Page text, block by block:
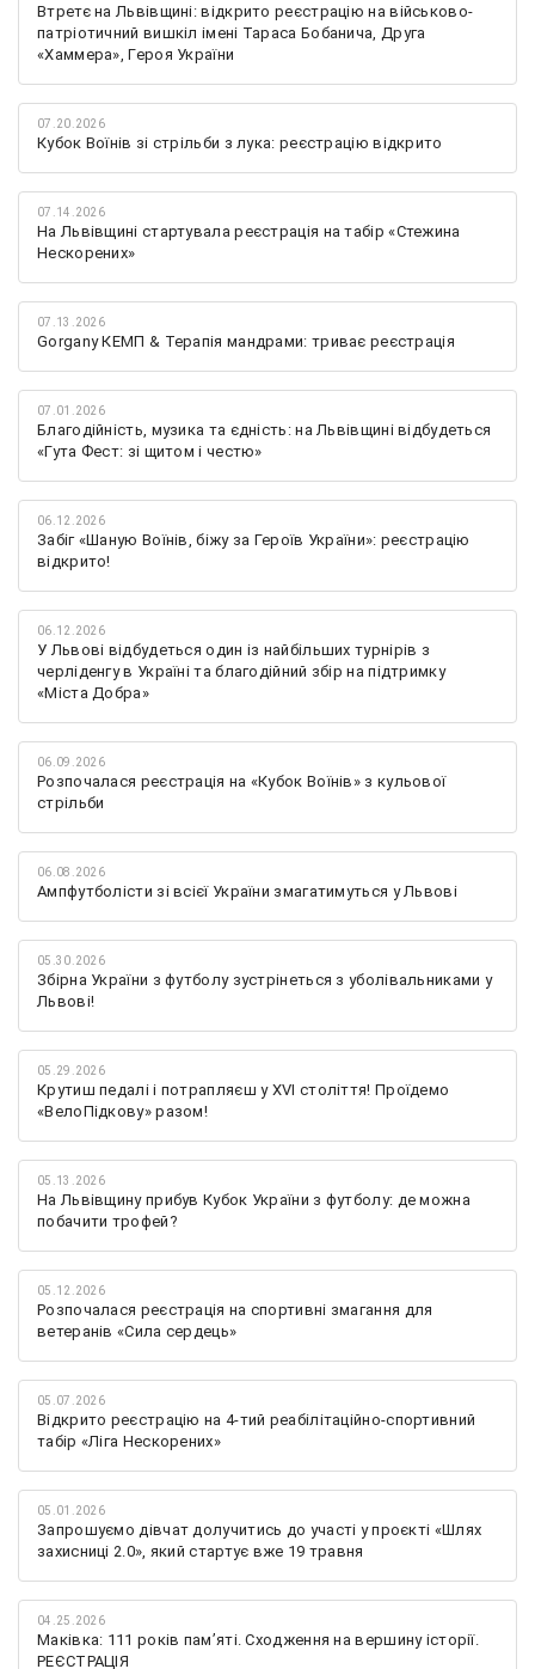
Втретє на Львівщині: відкрито реєстрацію на військово-
патріотичний вишкіл імені Тараса Бобанича, Друга
«Хаммера», Героя України
07.20.2026
Кубок Воїнів зі стрільби з лука: реєстрацію відкрито
07.14.2026
На Львівщині стартувала реєстрація на табір «Стежина
Нескорених»
07.13.2026
Gorgany КЕМП & Терапія мандрами: триває реєстрація
07.01.2026
Благодійність, музика та єдність: на Львівщині відбудеться
«Гута Фест: зі щитом і честю»
06.12.2026
Забіг «Шаную Воїнів, біжу за Героїв України»: реєстрацію
відкрито!
06.12.2026
У Львові відбудеться один із найбільших турнірів з
черліденгу в Україні та благодійний збір на підтримку
«Міста Добра»
06.09.2026
Розпочалася реєстрація на «Кубок Воїнів» з кульової
стрільби
06.08.2026
Ампфутболісти зі всієї України змагатимуться у Львові
05.30.2026
Збірна України з футболу зустрінеться з уболівальниками у
Львові!
05.29.2026
Крутиш педалі і потрапляєш у XVI століття! Проїдемо
«ВелоПідкову» разом!
05.13.2026
На Львівщину прибув Кубок України з футболу: де можна
побачити трофей?
05.12.2026
Розпочалася реєстрація на спортивні змагання для
ветеранів «Сила сердець»
05.07.2026
Відкрито реєстрацію на 4-тий реабілітаційно-спортивний
табір «Ліга Нескорених»
05.01.2026
Запрошуємо дівчат долучитись до участі у проєкті «Шлях
захисниці 2.0», який стартує вже 19 травня
04.25.2026
Маківка: 111 років пам’яті. Сходження на вершину історії.
РЕЄСТРАЦІЯ